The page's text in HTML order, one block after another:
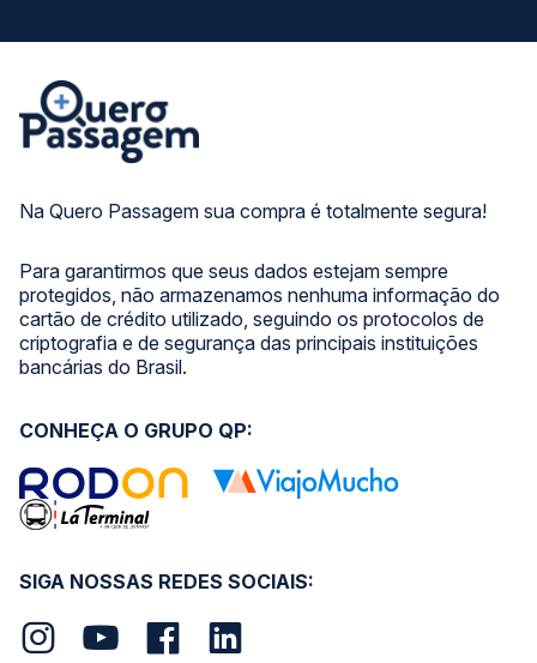
Na Quero Passagem sua compra é totalmente segura!
Para garantirmos que seus dados estejam sempre
protegidos, não armazenamos nenhuma informação do
cartão de crédito utilizado, seguindo os protocolos de
criptografia e de segurança das principais instituições
bancárias do Brasil.
SIGA NOSSAS REDES SOCIAIS:
CONHEÇA O GRUPO QP: